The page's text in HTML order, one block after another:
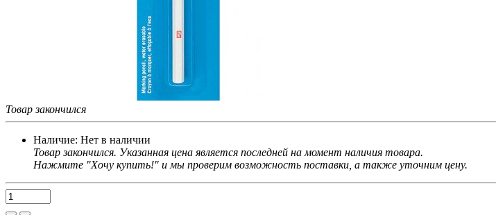
Товар закончился
Наличие: Нет в наличии
Товар закончился. Указанная цена является последней на момент наличия товара.
Нажмите "Хочу купить!" и мы проверим возможность поставки, а также уточним цену.